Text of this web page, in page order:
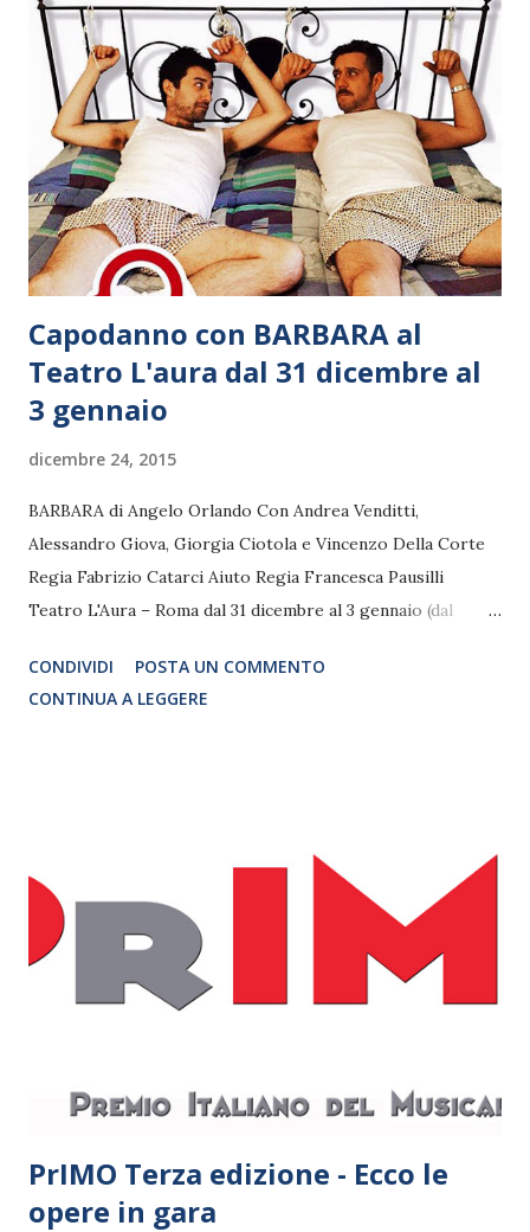
Capodanno con BARBARA al
Teatro L'aura dal 31 dicembre al
3 gennaio
dicembre 24, 2015
BARBARA di Angelo Orlando Con Andrea Venditti,
Alessandro Giova, Giorgia Ciotola e Vincenzo Della Corte
Regia Fabrizio Catarci Aiuto Regia Francesca Pausilli
Teatro L'Aura – Roma dal 31 dicembre al 3 gennaio (dal
nuovo anno con Barbara. Lo spettacolo, tratto
dall'omonimo film di Angelo Orlando, viene portato in scena
avvocati romani, legati da un amicizia decennale, legati da un
lavoro nello stesso studio legale, legati ad un letto, legati...
da Barbara. Avevano un sogno: una notte di sesso,
trasgressivo e selvaggio. Ma la misteriosa e affascinante
Barbara improvvisamente esce di casa, e li lascia legati al
CONDIVIDI
POSTA UN COMMENTO
CONTINUA A LEGGERE
PrIMO Terza edizione - Ecco le
opere in gara